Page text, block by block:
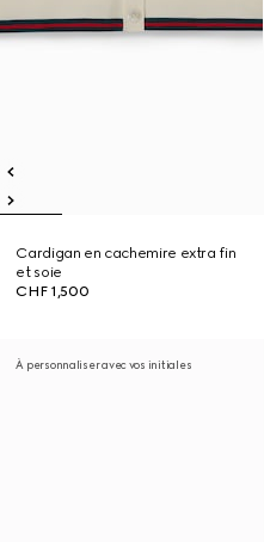
Cardigan en cachemire extra fin
et soie
CHF 1,500
À personnaliser avec vos initiales